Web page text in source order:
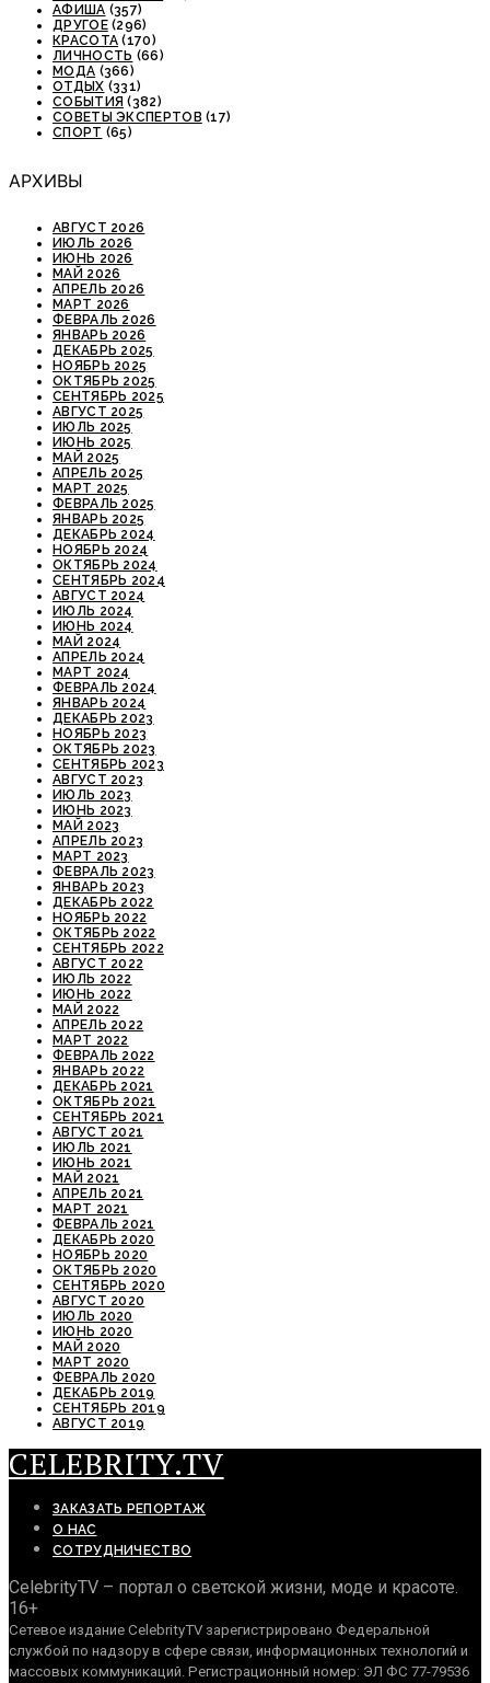
АФИША (357)
ДРУГОЕ(296)
КРАСОТА (170)
ЛИЧНОСТЬ (66)
МОДА (366)
ОТДЫХ (331)
СОБЫТИЯ (382)
СОВЕТЫ ЭКСПЕРТОВ (17)
СПОРТ (65)
АРХИВЫ
АВГУСТ 2026
ИЮЛЬ 2026
ИЮНЬ 2026
МАЙ 2026
АПРЕЛЬ 2026
МАРТ 2026
ФЕВРАЛЬ 2026
ЯНВАРЬ 2026
ДЕКАБРЬ 2025
НОЯБРЬ 2025
ОКТЯБРЬ 2025
СЕНТЯБРЬ 2025
АВГУСТ 2025
ИЮЛЬ 2025
ИЮНЬ 2025
МАЙ 2025
АПРЕЛЬ 2025
МАРТ 2025
ФЕВРАЛЬ 2025
ЯНВАРЬ 2025
ДЕКАБРЬ 2024
НОЯБРЬ 2024
ОКТЯБРЬ 2024
СЕНТЯБРЬ 2024
АВГУСТ 2024
ИЮЛЬ 2024
ИЮНЬ 2024
МАЙ 2024
АПРЕЛЬ 2024
МАРТ 2024
ФЕВРАЛЬ 2024
ЯНВАРЬ 2024
ДЕКАБРЬ 2023
НОЯБРЬ 2023
ОКТЯБРЬ 2023
СЕНТЯБРЬ 2023
АВГУСТ 2023
ИЮЛЬ 2023
ИЮНЬ 2023
МАЙ 2023
АПРЕЛЬ 2023
МАРТ 2023
ФЕВРАЛЬ 2023
ЯНВАРЬ 2023
ДЕКАБРЬ 2022
НОЯБРЬ 2022
ОКТЯБРЬ 2022
СЕНТЯБРЬ 2022
АВГУСТ 2022
ИЮЛЬ 2022
ИЮНЬ 2022
МАЙ 2022
АПРЕЛЬ 2022
МАРТ 2022
ФЕВРАЛЬ 2022
ЯНВАРЬ 2022
ДЕКАБРЬ 2021
ОКТЯБРЬ 2021
СЕНТЯБРЬ 2021
АВГУСТ 2021
ИЮЛЬ 2021
ИЮНЬ 2021
МАЙ 2021
АПРЕЛЬ 2021
МАРТ 2021
ФЕВРАЛЬ 2021
ДЕКАБРЬ 2020
НОЯБРЬ 2020
ОКТЯБРЬ 2020
СЕНТЯБРЬ 2020
АВГУСТ 2020
ИЮЛЬ 2020
ИЮНЬ 2020
МАЙ 2020
МАРТ 2020
ФЕВРАЛЬ 2020
ДЕКАБРЬ 2019
СЕНТЯБРЬ 2019
АВГУСТ 2019
CELEBRITY.TV
ЗАКАЗАТЬ РЕПОРТАЖ
О НАС
СОТРУДНИЧЕСТВО
CelebrityTV – портал о светской жизни, моде и красоте.
16+
Сетевое издание CelebrityTV зарегистрировано Федеральной
службой по надзору в сфере связи, информационных технологий и
массовых коммуникаций. Регистрационный номер: ЭЛ ФС 77-79536